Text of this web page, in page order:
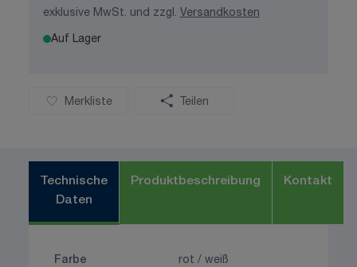
exklusive MwSt. und zzgl. Versandkosten
Auf Lager
Merkliste Teilen
Technische
Daten
Produktbeschreibung Kontakt
Farbe rot / weiß